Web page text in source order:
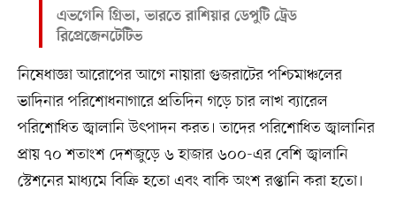
এভগেনি গ্রিভা, ভারতে রাশিয়ার ডেপুটি ট্রেড
রিপ্রেজেনটেটিভ
নিষেধাজ্ঞা আরোপের আগে নায়ারা গুজরাটের পশ্চিমাঞ্চলের
ভাদিনার পরিশোধনাগারে প্রতিদিন গড়ে চার লাখ ব্যারেল
পরিশোধিত জ্বালানি উৎপাদন করত। তাদের পরিশোধিত জ্বালানির
প্রায় ৭০ শতাংশ দেশজুড়ে ৬ হাজার ৬০০-এর বেশি জ্বালানি
স্টেশনের মাধ্যমে বিক্রি হতো এবং বাকি অংশ রপ্তানি করা হতো।